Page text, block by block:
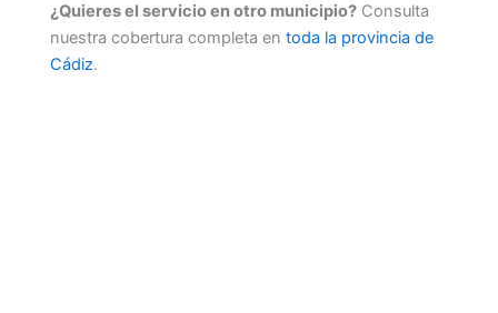
¿Quieres el servicio en otro municipio? Consulta
nuestra cobertura completa en toda la provincia de
Cádiz.